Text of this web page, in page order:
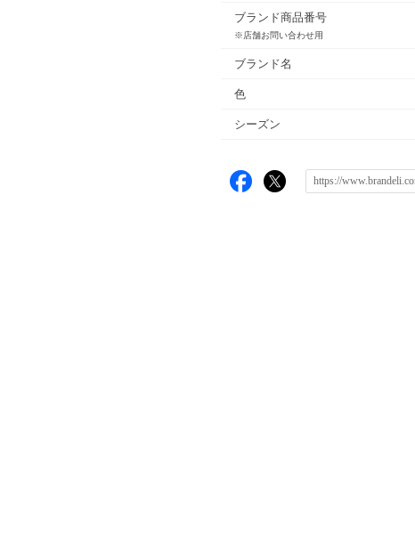
ブランド商品番号
※店舗お問い合わせ用
ブランド名
色
シーズン